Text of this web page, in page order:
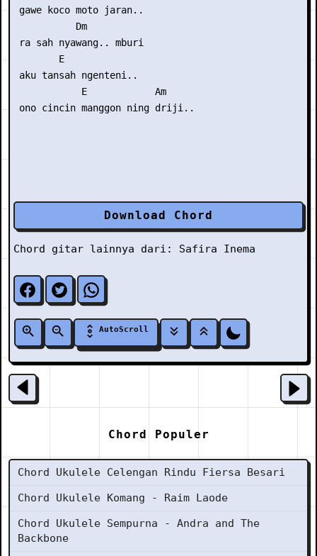
gawe koco moto jaran..
           Dm
ra sah nyawang.. mburi
        E
aku tansah ngenteni..
            E            Am
Download Chord
Chord gitar lainnya dari: Safira Inema
AutoScroll
Chord Populer
Chord Ukulele Celengan Rindu Fiersa Besari
Chord Ukulele Komang - Raim Laode
Chord Ukulele Sempurna - Andra and The
Backbone